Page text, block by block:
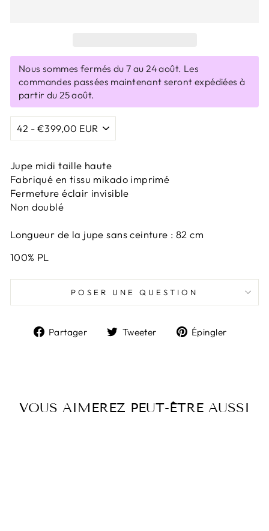
Nous sommes fermés du 7 au 24 août. Les
commandes passées maintenant seront expédiées à
partir du 25 août.
Jupe midi taille haute
Fabriqué en tissu mikado imprimé
Fermeture éclair invisible
Non doublé
Longueur de la jupe sans ceinture : 82 cm
100% PL
POSER UNE QUESTION
Partager
PartagerTweeter
TweeterÉpingler
VOUS AIMEREZ PEUT-ÊTRE AUSSI